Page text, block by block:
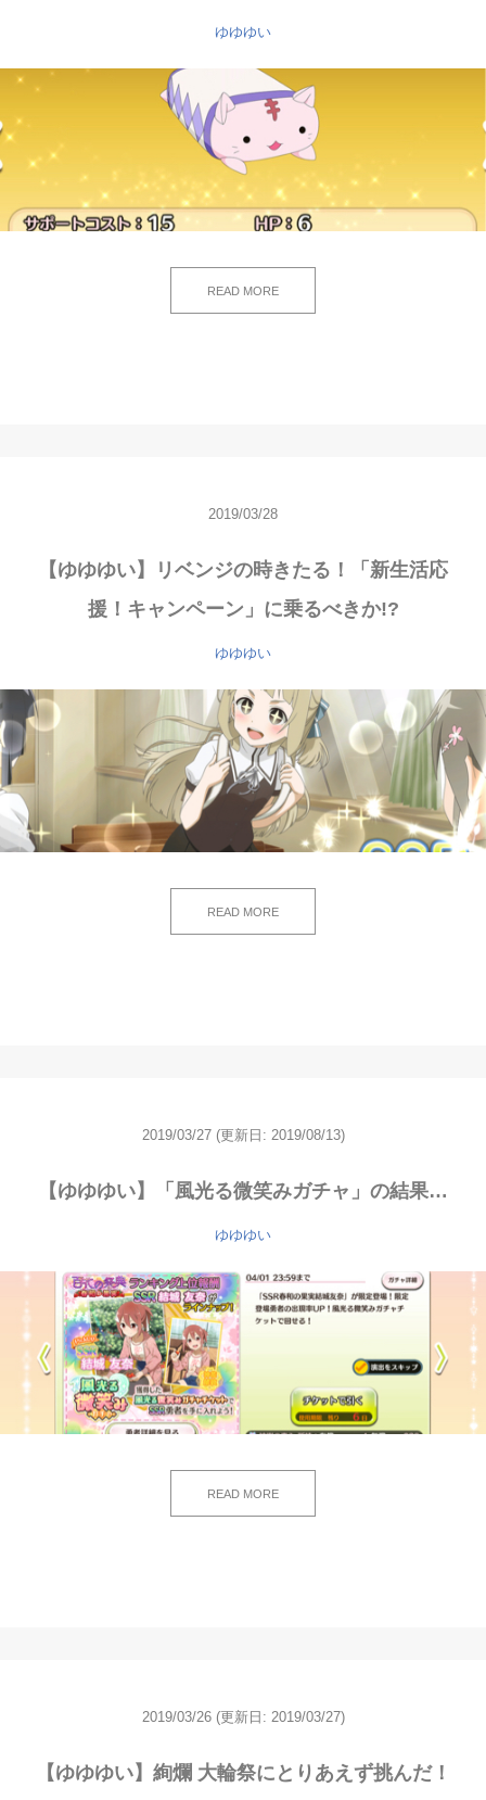
ゆゆゆい
READ MORE
2019/03/28
【ゆゆゆい】リベンジの時きたる！「新生活応
援！キャンペーン」に乗るべきか!?
ゆゆゆい
READ MORE
2019/03/27 (更新日: 2019/08/13)
【ゆゆゆい】「風光る微笑みガチャ」の結果…
ゆゆゆい
READ MORE
2019/03/26 (更新日: 2019/03/27)
【ゆゆゆい】絢爛 大輪祭にとりあえず挑んだ！